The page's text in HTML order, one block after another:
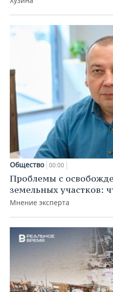
Общество 00:00
Проблемы с
земельных участков:
Мнение эксперта